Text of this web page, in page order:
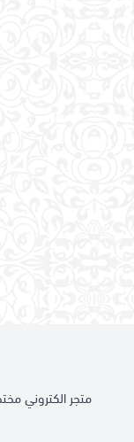
متجر الكتروني